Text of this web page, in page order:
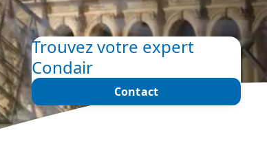
Trouvez votre expert
Condair
Contact